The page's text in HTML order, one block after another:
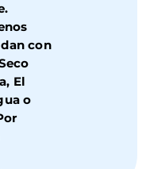
con
El
o